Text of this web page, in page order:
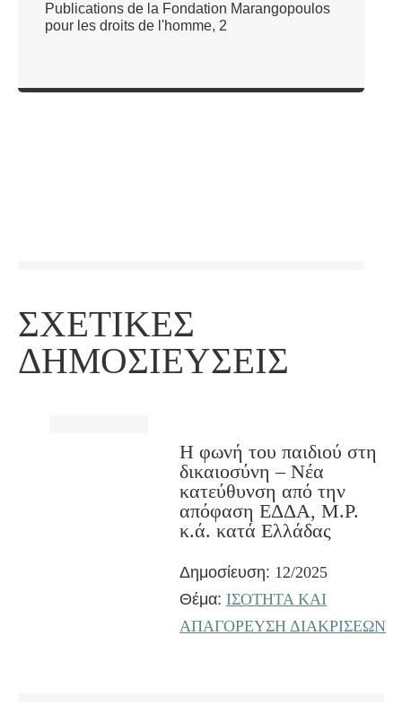
Publications de la Fondation Marangopoulos
pour les droits de l'homme, 2
ΣΧΕΤΙΚΈΣ
ΔΗΜΟΣΙΕΎΣΕΙΣ
Η φωνή του παιδιού στη
δικαιοσύνη – Nέα
κατεύθυνση από την
απόφαση ΕΔΔΑ, M.P.
κ.ά. κατά Ελλάδας
Δημοσίευση: 12/2025
Θέμα: ΙΣΟΤΗΤΑ ΚΑΙ
ΑΠΑΓΟΡΕΥΣΗ ΔΙΑΚΡΙΣΕΩΝ